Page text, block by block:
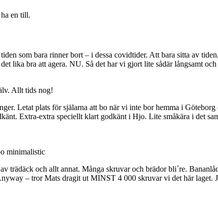
en till.
som bara rinner bort – i dessa covidtider. Att bara sitta av
lika bra att agera. NU. Så det har vi gjort lite sådär långsamt och
Allt tids nog!
Letat plats för själarna att bo när vi inte bor hemma i
Extra-extra speciellt klart godkänt i Hjo. Lite småkära i
minimalistic
trädäck och allt annat. Många skruvar och brädor bli´re.
– tror Mats dragit ut MINST 4 000 skruvar vi det här